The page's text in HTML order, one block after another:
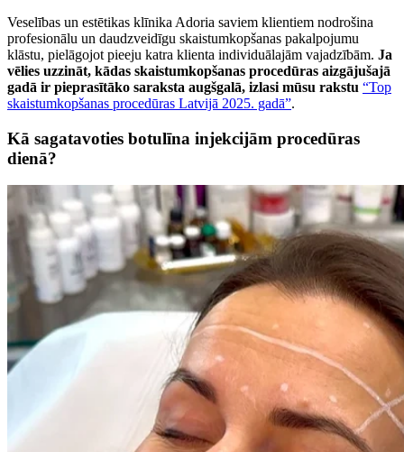
Veselības un estētikas klīnika Adoria saviem klientiem nodrošina
profesionālu un daudzveidīgu skaistumkopšanas pakalpojumu
klāstu, pielāgojot pieeju katra klienta individuālajām vajadzībām. Ja
vēlies uzzināt, kādas skaistumkopšanas procedūras aizgājušajā
gadā ir pieprasītāko saraksta augšgalā, izlasi mūsu rakstu “Top
skaistumkopšanas procedūras Latvijā 2025. gadā”.
Kā sagatavoties botulīna injekcijām procedūras
dienā?